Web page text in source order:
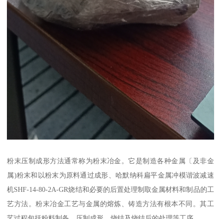
粉末压制成形方法通常称为粉末冶金。它是制造各种金属〔及非金
属)粉末和以粉末为原料通过成形、哈默纳科扁平金属冲模谐波减速
机SHF-14-80-2A-GR烧结和必要的后置处理制取金属材料和制品的工
艺方法。粉末冶金工艺与金属的熔炼、铸造方法有根本不同。其工